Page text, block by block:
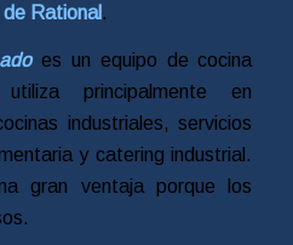
Rational.
es un equipo de cocina
principalmente en
industriales, servicios
y catering industrial.
gran ventaja porque los